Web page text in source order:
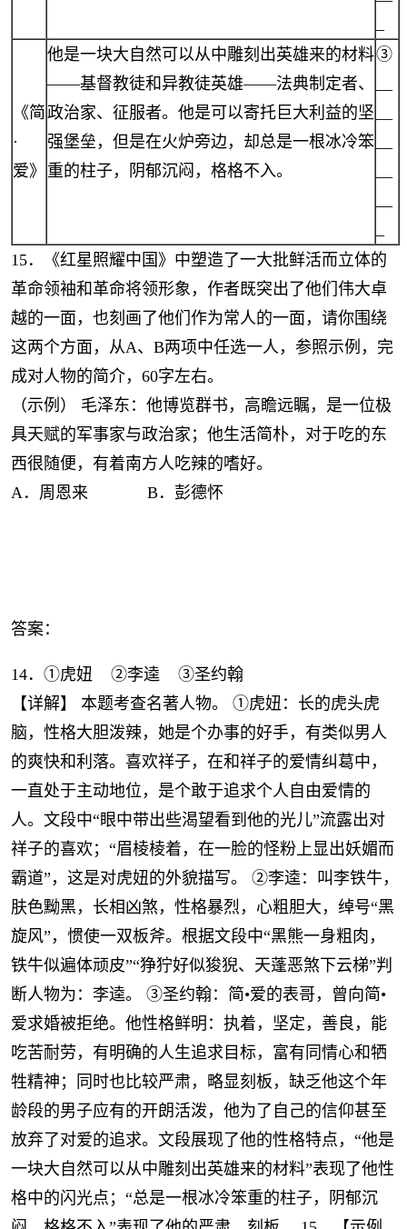
《简
·
爱》
他是一块大自然可以从中雕刻出英雄来的材料
——基督教徒和异教徒英雄——法典制定者、
政治家、征服者。他是可以寄托巨大利益的坚
强堡垒，但是在火炉旁边，却总是一根冰冷笨
重的柱子，阴郁沉闷，格格不入。
③
15．《红星照耀中国》中塑造了一大批鲜活而立体的
革命领袖和革命将领形象，作者既突出了他们伟大卓
越的一面，也刻画了他们作为常人的一面，请你围绕
这两个方面，从A、B两项中任选一人，参照示例，完
成对人物的简介，60字左右。
（示例） 毛泽东：他博览群书，高瞻远瞩，是一位极
具天赋的军事家与政治家；他生活简朴，对于吃的东
西很随便，有着南方人吃辣的嗜好。
A．周恩来 B．彭德怀
答案：
14．①虎妞 ②李逵 ③圣约翰
【详解】 本题考查名著人物。 ①虎妞：长的虎头虎
脑，性格大胆泼辣，她是个办事的好手，有类似男人
的爽快和利落。喜欢祥子，在和祥子的爱情纠葛中，
一直处于主动地位，是个敢于追求个人自由爱情的
人。文段中“眼中带出些渴望看到他的光儿”流露出对
祥子的喜欢；“眉棱棱着，在一脸的怪粉上显出妖媚而
霸道”，这是对虎妞的外貌描写。 ②李逵：叫李铁牛，
肤色黝黑，长相凶煞，性格暴烈，心粗胆大，绰号“黑
旋风”，惯使一双板斧。根据文段中“黑熊一身粗肉，
铁牛似遍体顽皮”“狰狞好似狻猊、天蓬恶煞下云梯”判
断人物为：李逵。 ③圣约翰：简•爱的表哥，曾向简•
爱求婚被拒绝。他性格鲜明：执着，坚定，善良，能
吃苦耐劳，有明确的人生追求目标，富有同情心和牺
牲精神；同时也比较严肃，略显刻板，缺乏他这个年
龄段的男子应有的开朗活泼，他为了自己的信仰甚至
放弃了对爱的追求。文段展现了他的性格特点，“他是
一块大自然可以从中雕刻出英雄来的材料”表现了他性
格中的闪光点；“总是一根冰冷笨重的柱子，阴郁沉